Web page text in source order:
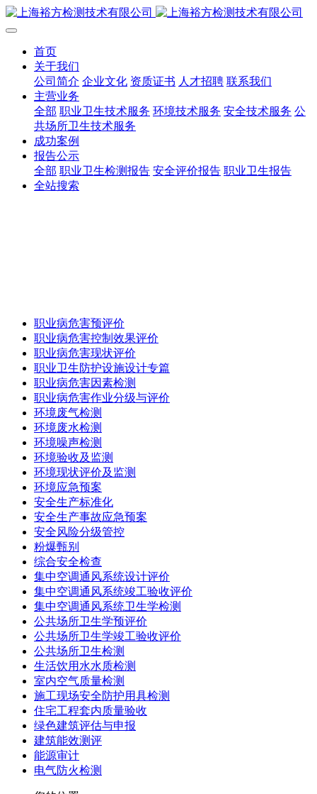
首页
关于我们
公司简介 企业文化 资质证书 人才招聘 联系我们
主营业务
全部 职业卫生技术服务 环境技术服务 安全技术服务 公
共场所卫生技术服务
成功案例
报告公示
全部 职业卫生检测报告 安全评价报告 职业卫生报告
全站搜索
职业病危害预评价
职业病危害控制效果评价
职业病危害现状评价
职业卫生防护设施设计专篇
职业病危害因素检测
职业病危害作业分级与评价
环境废气检测
环境废水检测
环境噪声检测
环境验收及监测
环境现状评价及监测
环境应急预案
安全生产标准化
安全生产事故应急预案
安全风险分级管控
粉爆甄别
综合安全检查
集中空调通风系统设计评价
集中空调通风系统竣工验收评价
集中空调通风系统卫生学检测
公共场所卫生学预评价
公共场所卫生学竣工验收评价
公共场所卫生检测
生活饮用水水质检测
室内空气质量检测
施工现场安全防护用具检测
住宅工程套内质量验收
绿色建筑评估与申报
建筑能效测评
能源审计
电气防火检测